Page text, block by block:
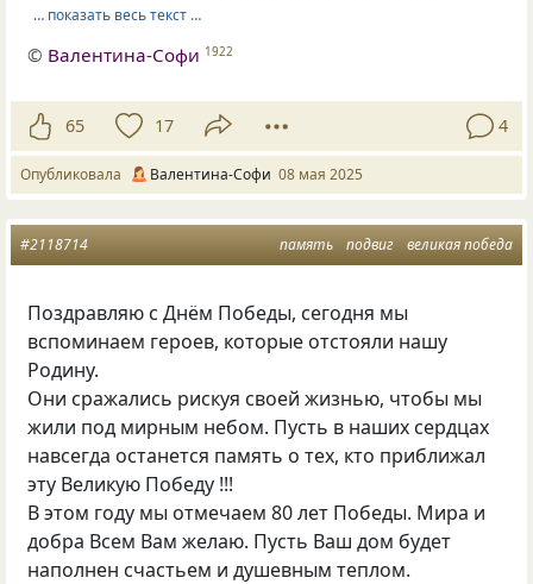
… показать весь текст …
© Валентина-Софи 1922
65 17 4
Опубликовала Валентина-Софи 08 мая 2025
память подвиг великая победа
#2118714
Поздравляю с Днём Победы, сегодня мы
вспоминаем героев, которые отстояли нашу
Родину.
Они сражались рискуя своей жизнью, чтобы мы
жили под мирным небом. Пусть в наших сердцах
навсегда останется память о тех, кто приближал
эту Великую Победу !!!
В этом году мы отмечаем 80 лет Победы. Мира и
добра Всем Вам желаю. Пусть Ваш дом будет
наполнен счастьем и душевным теплом.